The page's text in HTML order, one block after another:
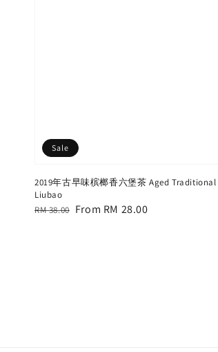
Sale
2019年古早味槟榔香六堡茶 Aged Traditional
Liubao
Regular
RM 38.00 Sale
From RM 28.00